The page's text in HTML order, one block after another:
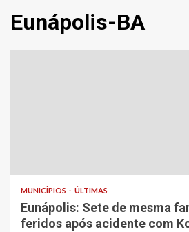
Eunápolis-BA
MUNICÍPIOS ÚLTIMAS
Eunápolis: Sete de mesma
feridos após acidente com